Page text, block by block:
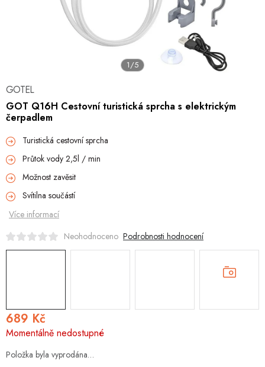
Dětské zboží a hračky
Akční ceny
Půjčovna Kontaktuje nás
689 Kč
cena:
Položka byla vyprodána…
Momentálně nedostupné
GOTEL
GOT Q16H Cestovní turistická sprcha s elektrickým
čerpadlem
Turistická cestovní sprcha
Průtok vody 2,5l / min
Možnost zavěsit
Svítilna součástí
Více informací
Neohodnoceno Podrobnosti hodnocení
1/5